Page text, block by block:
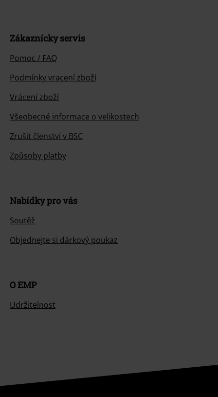
Zákaznícky servis
Pomoc / FAQ
Podmínky vracení zboží
Vrácení zboží
Všeobecné informace o velikostech
Zrušit členství v BSC
Způsoby platby
Nabídky pro vás
Soutěž
Objednejte si dárkový poukaz
O EMP
Udržitelnost